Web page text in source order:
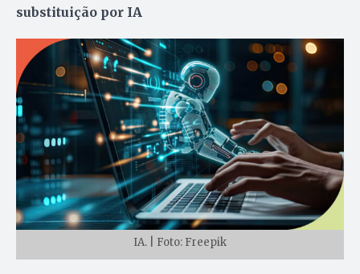
substituição por IA
IA. | Foto: Freepik